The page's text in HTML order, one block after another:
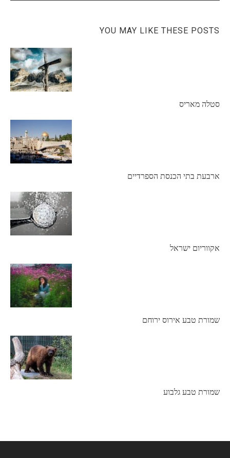
YOU MAY LIKE THESE POSTS
סטלה מאריס
ארבעת בתי הכנסת הספרדיים
אקווריום ישראל
שמורת טבע אירוס ירוחם
שמורת טבע גלבוע